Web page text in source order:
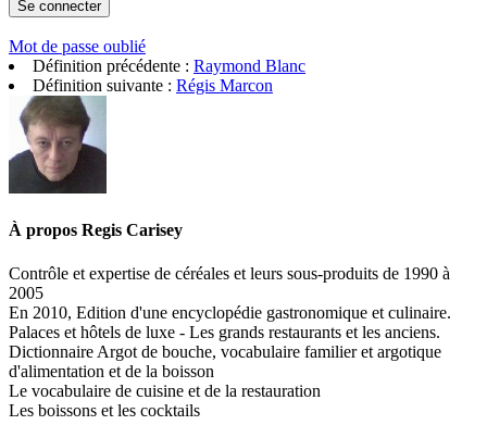
Mot de passe oublié
Définition précédente : Raymond Blanc
Définition suivante : Régis Marcon
À propos Regis Carisey
Contrôle et expertise de céréales et leurs sous-produits de 1990 à
2005
En 2010, Edition d'une encyclopédie gastronomique et culinaire.
Palaces et hôtels de luxe - Les grands restaurants et les anciens.
Dictionnaire Argot de bouche, vocabulaire familier et argotique
d'alimentation et de la boisson
Le vocabulaire de cuisine et de la restauration
Les boissons et les cocktails